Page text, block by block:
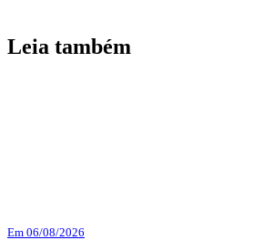
Leia também
Em 06/08/2026